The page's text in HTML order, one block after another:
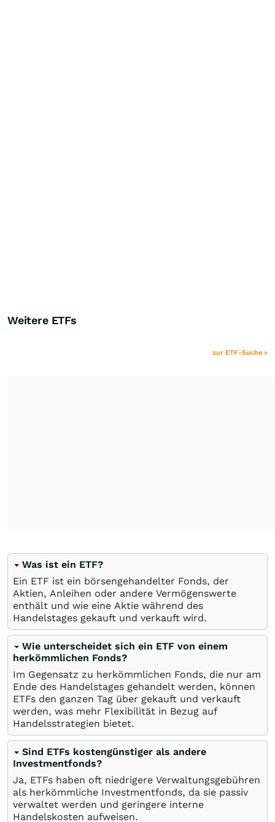
Weitere ETFs
zur ETF-Suche »
Was ist ein ETF?
Ein ETF ist ein börsengehandelter Fonds, der
Aktien, Anleihen oder andere Vermögenswerte
enthält und wie eine Aktie während des
Handelstages gekauft und verkauft wird.
Wie unterscheidet sich ein ETF von einem
herkömmlichen Fonds?
Im Gegensatz zu herkömmlichen Fonds, die nur am
Ende des Handelstages gehandelt werden, können
ETFs den ganzen Tag über gekauft und verkauft
werden, was mehr Flexibilität in Bezug auf
Handelsstrategien bietet.
Sind ETFs kostengünstiger als andere
Investmentfonds?
Ja, ETFs haben oft niedrigere Verwaltungsgebühren
als herkömmliche Investmentfonds, da sie passiv
verwaltet werden und geringere interne
Handelskosten aufweisen.